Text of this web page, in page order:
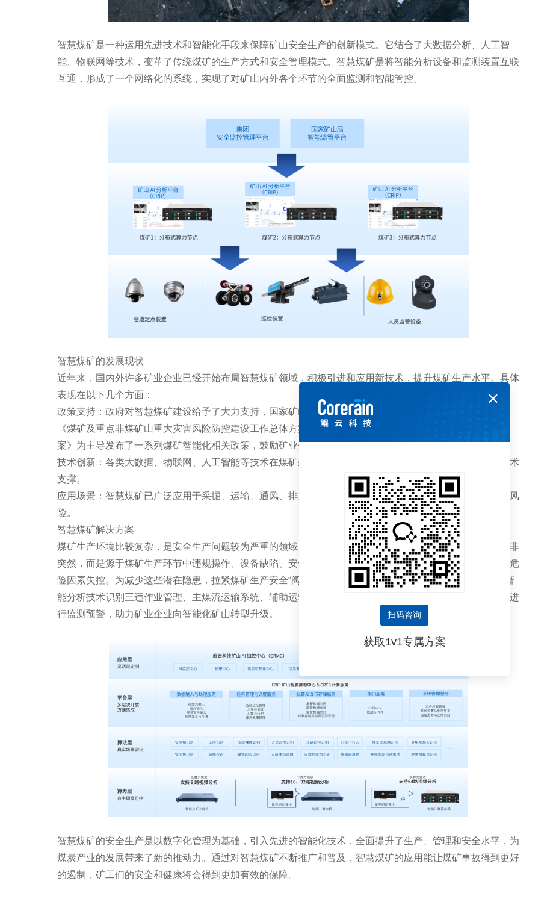
智慧煤矿是一种运用先进技术和智能化手段来保障矿山安全生产的创新模式。它结合了大数据分析、人工智
能、物联网等技术，变革了传统煤矿的生产方式和安全管理模式。智慧煤矿是将智能分析设备和监测装置互联
互通，形成了一个网络化的系统，实现了对矿山内外各个环节的全面监测和智能管控。
智慧煤矿的发展现状
近年来，国内外许多矿业企业已经开始布局智慧煤矿领域，积极引进和应用新技术，提升煤矿生产水平。具体
表现在以下几个方面：
政策支持：政府对智慧煤矿建设给予了大力支持，国家矿山安监局出台了《“十四五”矿山安全生产规划》和
《煤矿及重点非煤矿山重大灾害风险防控建设工作总体方案》政策文件，以及各地方政府以《规划》和《方
案》为主导发布了一系列煤矿智能化相关政策，鼓励矿业企业进行数字化、智能化改造。
技术创新：各类大数据、物联网、人工智能等技术在煤矿生产中得到了广泛应用，为智慧煤矿建设提供了技术
支撑。
应用场景：智慧煤矿已广泛应用于采掘、运输、通风、排水等各个环节，有效提高了生产效率，降低了安全风
险。
智慧煤矿解决方案
煤矿生产环境比较复杂，是安全生产问题较为严重的领域，时有安全事故发生。而矿井大多数的事故发生并非
突然，而是源于煤矿生产环节中违规操作、设备缺陷、安全生产制度不健全、地质环境不良、瓦斯、粉尘等危
险因素失控。为减少这些潜在隐患，拉紧煤矿生产安全“阀门”，鲲云科技提供了智慧煤矿解决方案。通过AI智
能分析技术识别三违作业管理、主煤流运输系统、辅助运输系统中的异常风险，实时对地面和井下关键点位进
行监测预警，助力矿业企业向智能化矿山转型升级。
智慧煤矿的安全生产是以数字化管理为基础，引入先进的智能化技术，全面提升了生产、管理和安全水平，为
煤炭产业的发展带来了新的推动力。通过对智慧煤矿不断推广和普及，智慧煤矿的应用能让煤矿事故得到更好
的遏制，矿工们的安全和健康将会得到更加有效的保障。
扫码咨询
获取1v1专属方案